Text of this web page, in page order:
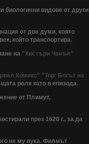
биологични видове от други
от две думи, която
който транспортира.
на "Хистъри Чанъл"
Комикс" "Тор: Богът на
роля като в епизода.
от Плимут,
през 1620 г., за да
не му пука. Филмът